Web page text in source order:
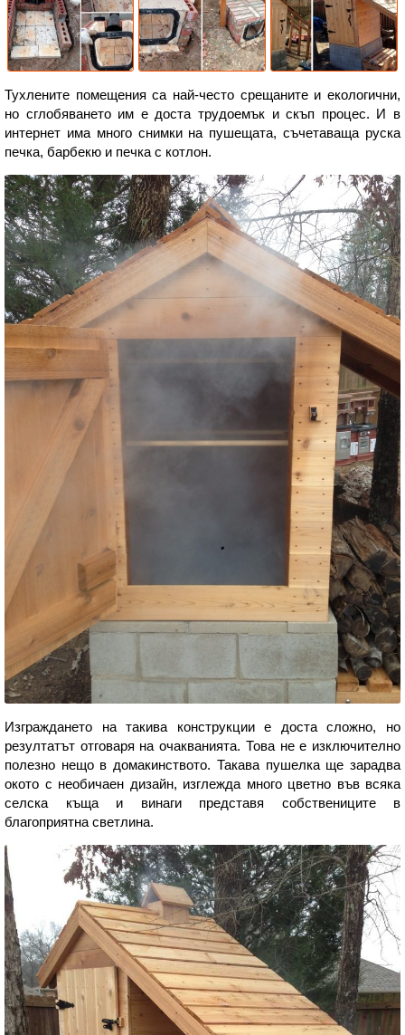
Тухлените помещения са най-често срещаните и екологични,
но сглобяването им е доста трудоемък и скъп процес. И в
интернет има много снимки на пушещата, съчетаваща руска
печка, барбекю и печка с котлон.
Изграждането на такива конструкции е доста сложно, но
резултатът отговаря на очакванията. Това не е изключително
полезно нещо в домакинството. Такава пушелка ще зарадва
окото с необичаен дизайн, изглежда много цветно във всяка
селска къща и винаги представя собствениците в
благоприятна светлина.